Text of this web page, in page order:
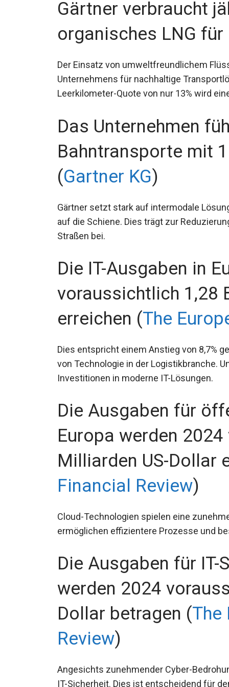
Gärtner verbraucht
organisches LNG
Der Einsatz von umweltfreundlichem
Unternehmens für nachhaltige
Leerkilometer-Quote von nur 13% wird
Das Unternehmen
Bahntransporte mit
(Gartner KG)
Gärtner setzt stark auf intermodale
auf die Schiene. Dies trägt zur
Straßen bei.
Die IT-Ausgaben in
voraussichtlich 1,28
erreichen (The
Dies entspricht einem Anstieg von 8,7%
von Technologie in der Logistikbranche.
Investitionen in moderne IT-Lösungen.
Die Ausgaben für
Europa werden
Milliarden US-Dollar
Financial Review)
Cloud-Technologien spielen eine
ermöglichen effizientere Prozesse und
Die Ausgaben für IT-
werden 2024
Dollar betragen (The
Review)
Angesichts zunehmender Cyber-
IT-Sicherheit. Dies ist entscheidend für